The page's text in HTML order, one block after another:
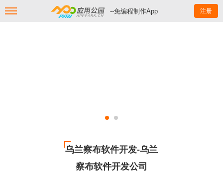
--免编程制作App 注册
乌兰察布软件开发-乌兰
察布软件开发公司